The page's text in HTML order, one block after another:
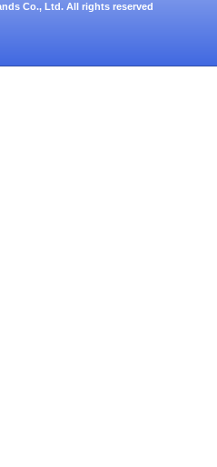
Co., Ltd. All rights reserved